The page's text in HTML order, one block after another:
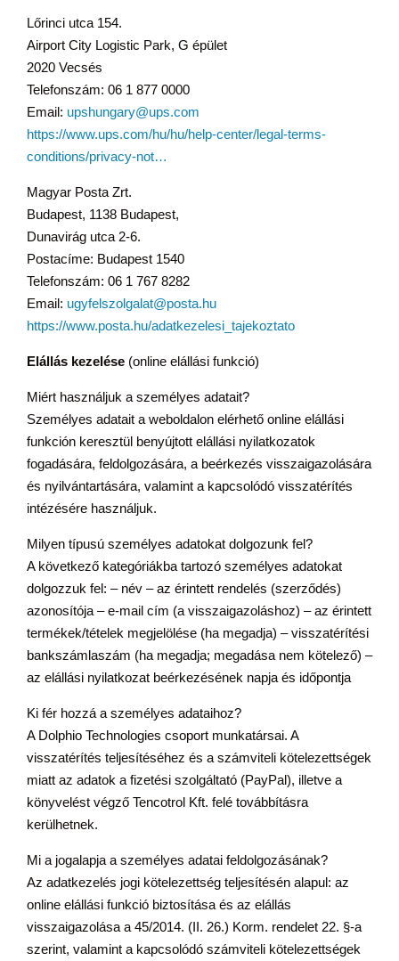
Lőrinci utca 154.
Airport City Logistic Park, G épület
2020 Vecsés
Telefonszám: 06 1 877 0000
Email: upshungary@ups.com
https://www.ups.com/hu/hu/help-center/legal-terms-
conditions/privacy-not…
Magyar Posta Zrt.
Budapest, 1138 Budapest,
Dunavirág utca 2-6.
Postacíme: Budapest 1540
Telefonszám: 06 1 767 8282
Email: ugyfelszolgalat@posta.hu
https://www.posta.hu/adatkezelesi_tajekoztato
Elállás kezelése (online elállási funkció)
Miért használjuk a személyes adatait?
Személyes adatait a weboldalon elérhető online elállási
funkción keresztül benyújtott elállási nyilatkozatok
fogadására, feldolgozására, a beérkezés visszaigazolására
és nyilvántartására, valamint a kapcsolódó visszatérítés
intézésére használjuk.
Milyen típusú személyes adatokat dolgozunk fel?
A következő kategóriákba tartozó személyes adatokat
dolgozzuk fel: – név – az érintett rendelés (szerződés)
azonosítója – e-mail cím (a visszaigazoláshoz) – az érintett
termékek/tételek megjelölése (ha megadja) – visszatérítési
bankszámlaszám (ha megadja; megadása nem kötelező) –
az elállási nyilatkozat beérkezésének napja és időpontja
Ki fér hozzá a személyes adataihoz?
A Dolphio Technologies csoport munkatársai. A
visszatérítés teljesítéséhez és a számviteli kötelezettségek
miatt az adatok a fizetési szolgáltató (PayPal), illetve a
könyvelést végző Tencotrol Kft. felé továbbításra
kerülhetnek.
Mi a jogalapja a személyes adatai feldolgozásának?
Az adatkezelés jogi kötelezettség teljesítésén alapul: az
online elállási funkció biztosítása és az elállás
visszaigazolása a 45/2014. (II. 26.) Korm. rendelet 22. §-a
szerint, valamint a kapcsolódó számviteli kötelezettségek